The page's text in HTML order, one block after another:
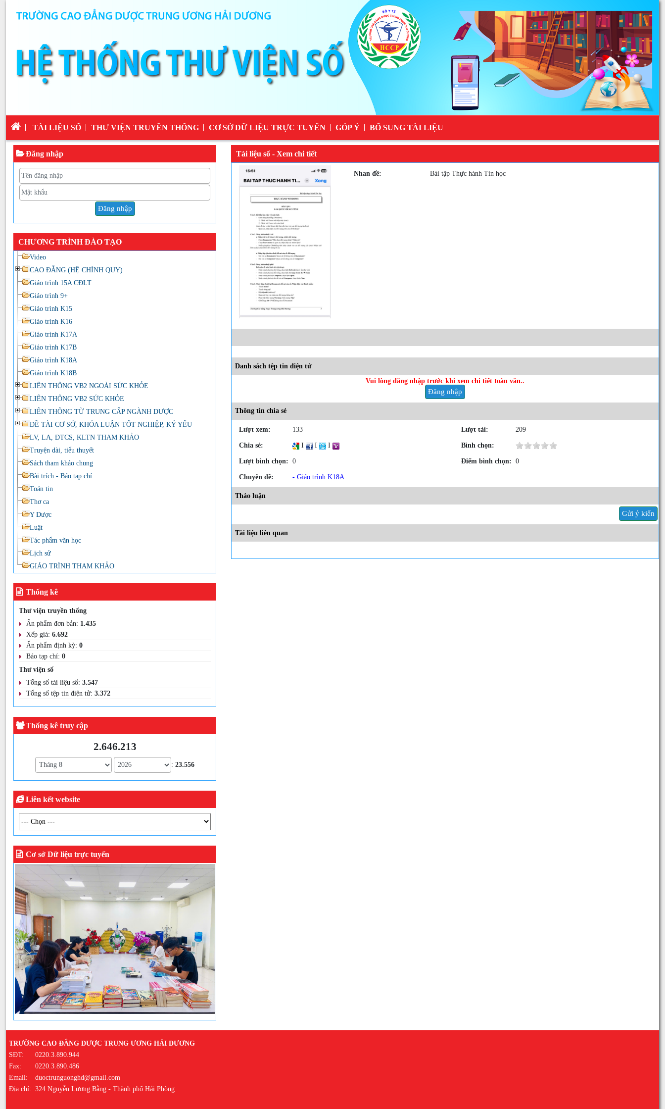
TÀI LIỆU SỐ THƯ VIỆN TRUYỀN THỐNG CƠ SỞ DỮ LIỆU TRỰC TUYẾN GÓP Ý BỔ SUNG TÀI LIỆU
Tài liệu số - Xem chi tiết
Nhan đề: Bài tập Thực hành Tin học
Danh sách tệp tin điện tử
Vui lòng đăng nhập trước khi xem chi tiết toàn văn..
Đăng nhập
Thông tin chia sẻ
Lượt xem: 133 Lượt tải: 209
Chia sẻ: I I I Bình chọn:
Lượt bình chọn: 0 Điểm bình chọn: 0
Chuyên đề: - Giáo trình K18A
Thảo luận
Gửi ý kiến
Tài liệu liên quan
Đăng nhập
Đăng nhập
CHƯƠNG TRÌNH ĐÀO TẠO
Video
CAO ĐẲNG (HỆ CHÍNH QUY)
Giáo trình 15A CĐLT
Giáo trình 9+
Giáo trình K15
Giáo trình K16
Giáo trình K17A
Giáo trình K17B
Giáo trình K18A
Giáo trình K18B
LIÊN THÔNG VB2 NGOÀI SỨC KHỎE
LIÊN THÔNG VB2 SỨC KHỎE
LIÊN THÔNG TỪ TRUNG CẤP NGÀNH DƯỢC
ĐỀ TÀI CƠ SỞ, KHÓA LUẬN TỐT NGHIỆP, KỶ YẾU
LV, LA, ĐTCS, KLTN THAM KHẢO
Truyện dài, tiểu thuyết
Sách tham khảo chung
Bài trích - Báo tạp chí
Toán tin
Thơ ca
Y Dược
Luật
Tác phẩm văn học
Lịch sử
GIÁO TRÌNH THAM KHẢO
Thống kê
Thư viện truyền thống
Ấn phẩm đơn bản: 1.435
Xếp giá: 6.692
Ấn phẩm định kỳ: 0
Báo tạp chí: 0
Thư viện số
Tổng số tài liệu số: 3.547
Tổng số tệp tin điện tử: 3.372
Thống kê truy cập
2.646.213
:23.556
Liên kết website
Cơ sở Dữ liệu trực tuyến
TRƯỜNG CAO ĐẲNG DƯỢC TRUNG ƯƠNG HẢI DƯƠNG
SĐT:
0220.3.890.944
Fax:
0220.3.890.486
Email:
duoctrunguonghd@gmail.com
Địa chỉ: 324 Nguyễn Lương Bằng - Thành phố Hải Phòng